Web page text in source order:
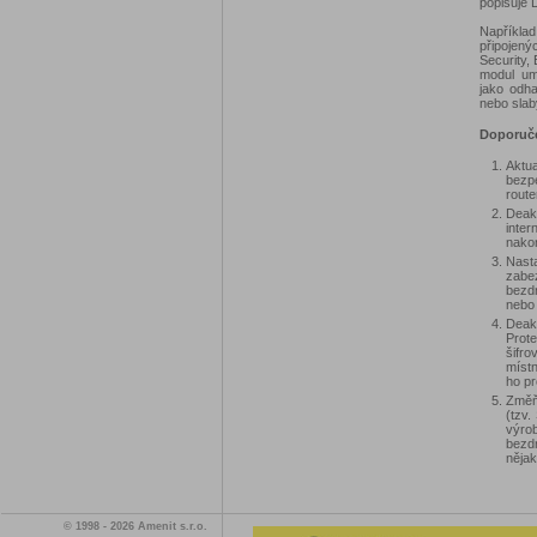
Security,
modul
jako
nebo
ho
(tzv.
© 1998 - 2026 Amenit s.r.o.